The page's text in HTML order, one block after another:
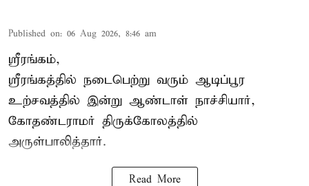
Published on: 06 Aug 2026, 8:46 am
ஸ்ரீரங்கம்,
ஸ்ரீரங்கத்தில் நடைபெற்று வரும் ஆடிப்பூர
உற்சவத்தில் இன்று ஆண்டாள் நாச்சியார்,
கோதண்டராமர் திருக்கோலத்தில்
அருள்பாலித்தார்.
Read More